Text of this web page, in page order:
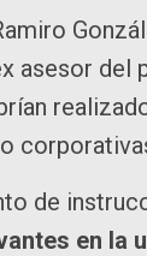
asesor
de
en